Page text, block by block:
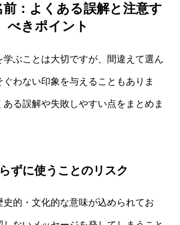
：よくある誤解と注意す
べきポイント
学ぶことは大切ですが、間違えて選ん
わない印象を与えることもありま
る誤解や失敗しやすい点をまとめま
ずに使うことのリスク
史的・文化的な意味が込められてお